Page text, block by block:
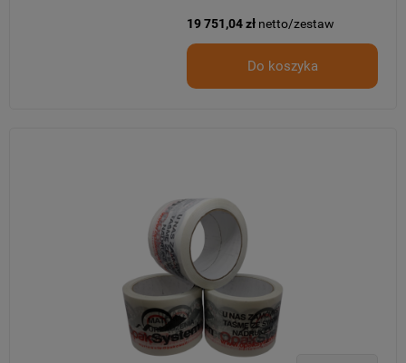
19 751,04 zł netto/zestaw
Do koszyka